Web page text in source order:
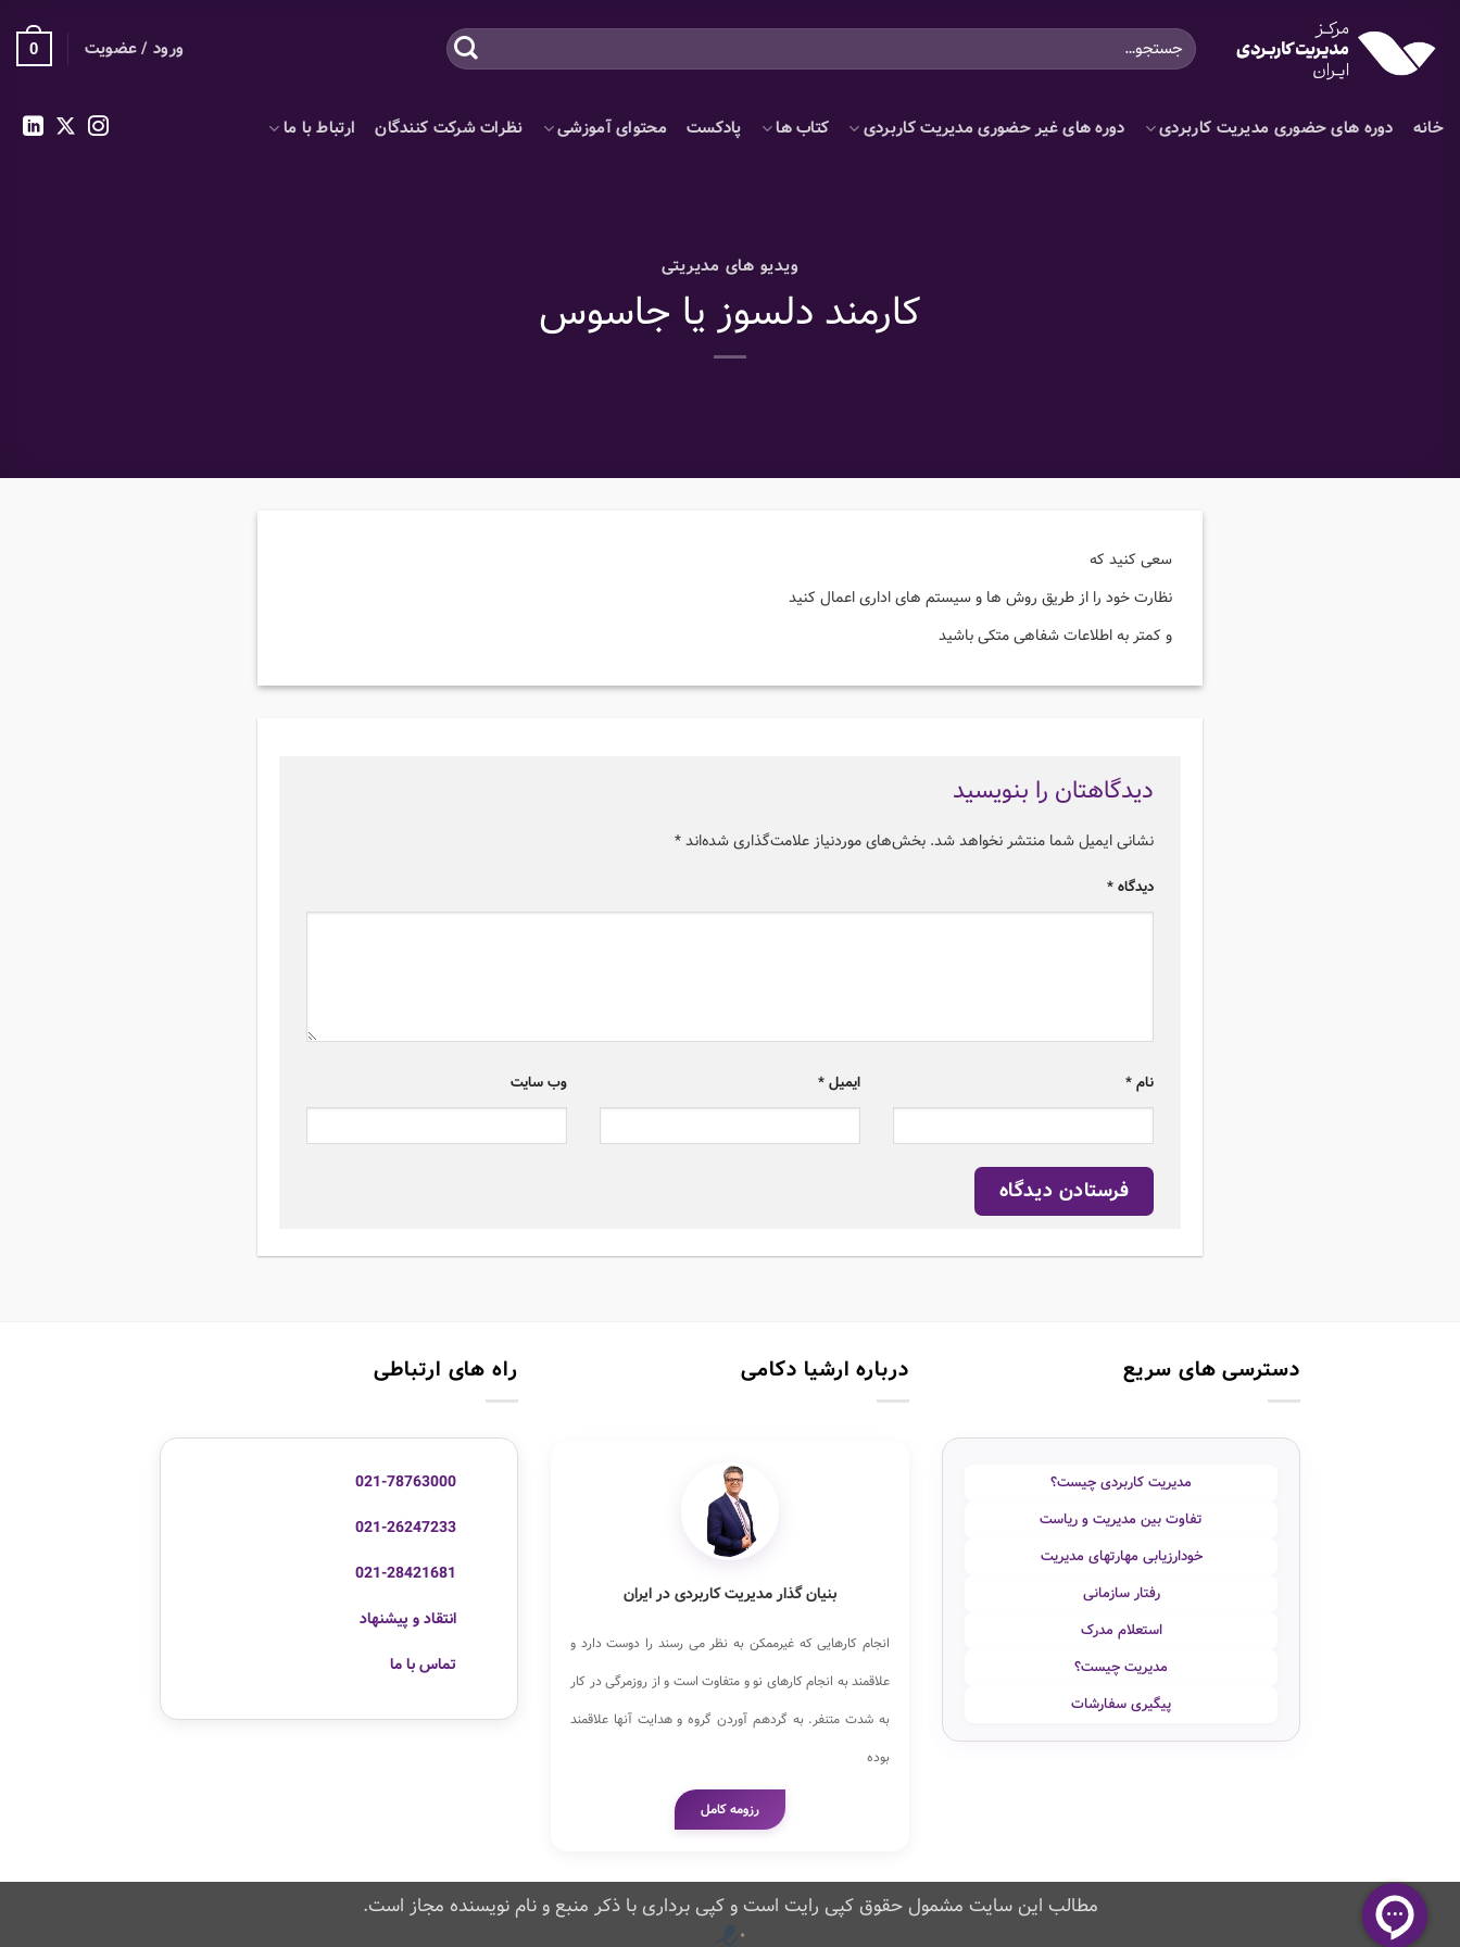
content
جستجو
برای:
ورود / عضویت 0
خانه دوره های حضوری مدیریت کاربردی دوره های غیر حضوری مدیریت کاربردی کتاب ها پادکست محتوای آموزشی نظرات شرکت کنندگان ارتباط با ما
ویدیو های مدیریتی
کارمند دلسوز یا جاسوس
سعی کنید که
نظارت خود را از طریق روش ها و سیستم های اداری اعمال کنید
و کمتر به اطلاعات شفاهی متکی باشید
دیدگاهتان را بنویسید
نشانی ایمیل شما منتشر نخواهد شد. بخش‌های موردنیاز علامت‌گذاری شده‌اند*
دیدگاه *
نام * ایمیل * وب‌ سایت
دسترسی های سریع
مدیریت کاربردی چیست؟
تفاوت بین مدیریت و ریاست
خودارزیابی مهارتهای مدیریت
رفتار سازمانی
استعلام مدرک
مدیریت چیست؟
پیگیری سفارشات
درباره ارشیا دکامی
بنیان گذار مدیریت کاربردی در ایران
انجام کارهایی که غیرممکن به نظر می رسند را دوست دارد و
علاقمند به انجام کارهای نو و متفاوت است و از روزمرگی در کار
به شدت متنفر. به گردهم آوردن گروه و هدایت آنها علاقمند
بوده
رزومه کامل
راه های ارتباطی
021-78763000
021-26247233
021-28421681
انتقاد و پیشنهاد
تماس با ما
مطالب این سایت مشمول حقوق کپی رایت است و کپی برداری با ذکر منبع و نام نویسنده مجاز است.